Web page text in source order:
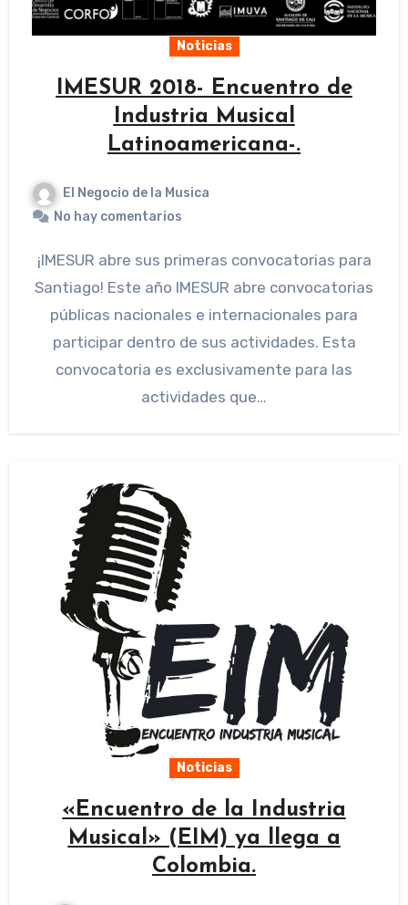
Noticias
IMESUR 2018- Encuentro de
Industria Musical
Latinoamericana-.
El Negocio de la Musica
No hay comentarios
¡IMESUR abre sus primeras convocatorias para
Santiago! Este año IMESUR abre convocatorias
públicas nacionales e internacionales para
participar dentro de sus actividades. Esta
convocatoria es exclusivamente para las
actividades que…
Noticias
«Encuentro de la Industria
Musical» (EIM) ya llega a
Colombia.